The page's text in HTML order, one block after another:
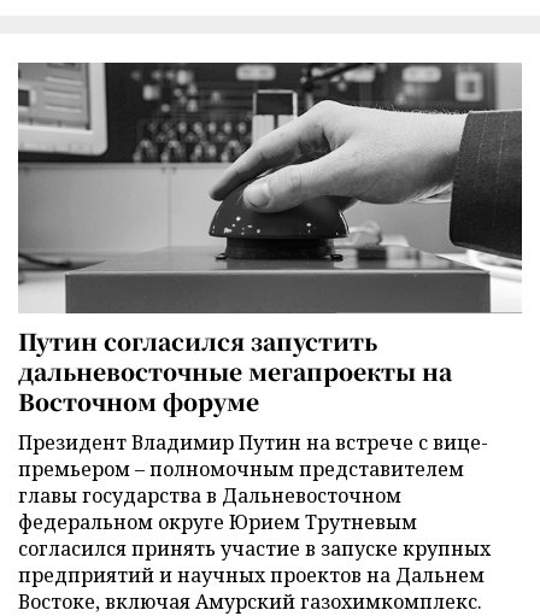
Путин согласился запустить
дальневосточные мегапроекты на
Восточном форуме
Президент Владимир Путин на встрече с вице-
премьером – полномочным представителем
главы государства в Дальневосточном
федеральном округе Юрием Трутневым
согласился принять участие в запуске крупных
предприятий и научных проектов на Дальнем
Востоке, включая Амурский газохимкомплекс.